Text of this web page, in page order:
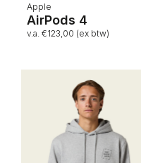
Apple
AirPods 4
v.a. €123,00 (ex btw)